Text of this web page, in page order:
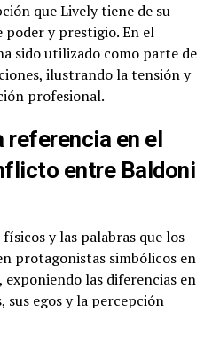
que Lively tiene de su
poder y prestigio. En el
sido utilizado como parte de
ilustrando la tensión y
profesional.
referencia en el
entre Baldoni
y las palabras que los
protagonistas simbólicos en
las diferencias en
sus egos y la percepción